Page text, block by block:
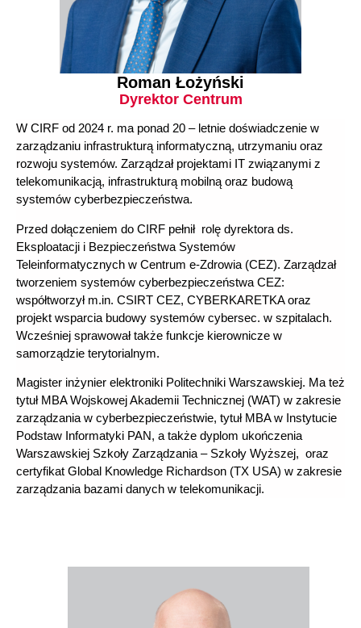
Roman Łożyński
Dyrektor Centrum
W CIRF od 2024 r. ma ponad 20 – letnie doświadczenie w
zarządzaniu infrastrukturą informatyczną, utrzymaniu oraz
rozwoju systemów. Zarządzał projektami IT związanymi z
telekomunikacją, infrastrukturą mobilną oraz budową
systemów cyberbezpieczeństwa.
Przed dołączeniem do CIRF pełnił rolę dyrektora ds.
Eksploatacji i Bezpieczeństwa Systemów
Teleinformatycznych w Centrum e-Zdrowia (CEZ). Zarządzał
tworzeniem systemów cyberbezpieczeństwa CEZ:
współtworzył m.in. CSIRT CEZ, CYBERKARETKA oraz
projekt wsparcia budowy systemów cybersec. w szpitalach.
Wcześniej sprawował także funkcje kierownicze w
samorządzie terytorialnym.
Magister inżynier elektroniki Politechniki Warszawskiej. Ma też
tytuł MBA Wojskowej Akademii Technicznej (WAT) w zakresie
zarządzania w cyberbezpieczeństwie, tytuł MBA w Instytucie
Podstaw Informatyki PAN, a także dyplom ukończenia
Warszawskiej Szkoły Zarządzania – Szkoły Wyższej, oraz
certyfikat Global Knowledge Richardson (TX USA) w zakresie
zarządzania bazami danych w telekomunikacji.